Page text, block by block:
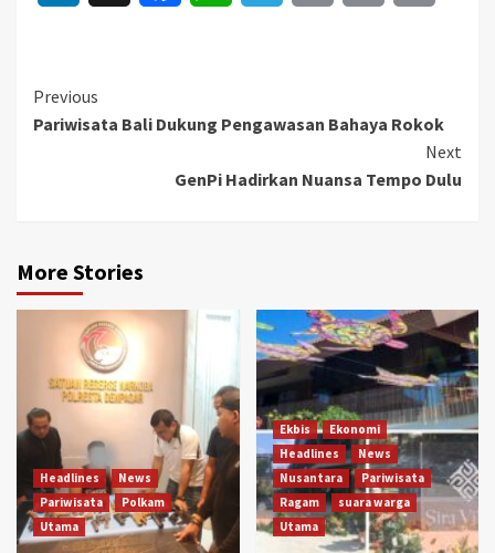
Continue
Reading
Previous
Pariwisata Bali Dukung Pengawasan Bahaya Rokok
Next
GenPi Hadirkan Nuansa Tempo Dulu
More Stories
Headlines
News
Pariwisata
Polkam
Utama
Ekbis
Ekonomi
Headlines
News
Nusantara
Pariwisata
Ragam
suara warga
Utama